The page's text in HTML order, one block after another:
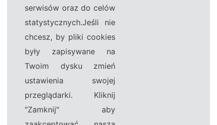
serwisów oraz do celów
statystycznych.Jeśli nie
chcesz, by pliki cookies
były zapisywane na
Twoim dysku zmień
ustawienia swojej
przeglądarki. Kliknij
"Zamknij" aby